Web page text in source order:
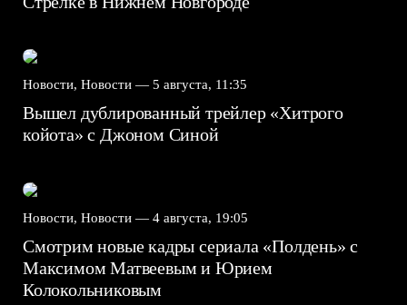
Новости, Новости — 5 августа, 11:35
Вышел дублированный трейлер «Хитрого
койота» с Джоном Синой
Новости, Новости — 4 августа, 19:05
Смотрим новые кадры сериала «Полдень» с
Максимом Матвеевым и Юрием
Колокольниковым